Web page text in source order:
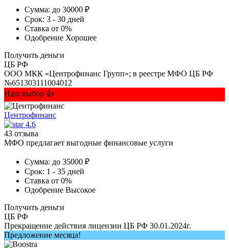
Сумма: до 30000 ₽
Срок: 3 - 30 дней
Ставка от 0%
Одобрение Хорошее
Получить деньги
ЦБ РФ
ООО МКК «Центрофинанс Групп»; в реестре МФО ЦБ РФ
№651303111004012
Наш выбор 👍
Центрофинанс
4.6
43 отзыва
МФО предлагает выгодные финансовые услуги
Сумма: до 35000 ₽
Срок: 1 - 35 дней
Ставка от 0%
Одобрение Высокое
Получить деньги
ЦБ РФ
Прекращение действия лицензии ЦБ РФ 30.01.2024г.
Предложение месяца!